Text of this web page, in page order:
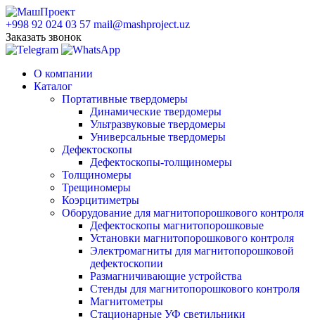
+998 92 024 03 57 mail@mashproject.uz
Заказать звонок
О компании
Каталог
Портативные твердомеры
Динамические твердомеры
Ультразвуковые твердомеры
Универсальные твердомеры
Дефектоскопы
Дефектоскопы-толщиномеры
Толщиномеры
Трещиномеры
Коэрцитиметры
Оборудование для магнитопорошкового контроля
Дефектоскопы магнитопорошковые
Установки магнитопорошкового контроля
Электромагниты для магнитопорошковой
дефектоскопии
Размагничивающие устройства
Стенды для магнитопорошкового контроля
Магнитометры
Стационарные УФ светильники